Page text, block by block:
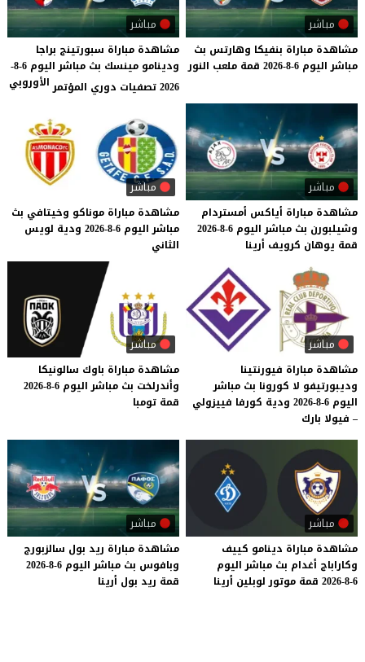
مباشر
مشاهدة مباراة بنفيكا وهارتس بث
مباشر اليوم 6-8-2026 قمة ملعب النور
مباشر
مشاهدة مباراة سبورتينج براجا
ودينامو مينسك بث مباشر اليوم 6-8-
2026 تصفيات دوري المؤتمر
الأوروبي
مباشر
مشاهدة مباراة أياكس أمستردام
وشيلبورن بث مباشر اليوم 6-8-2026
قمة يوهان كرويف أرينا
مباشر
مشاهدة مباراة موناكو وخيتافي بث
مباشر اليوم 6-8-2026 ودية لويس
الثاني
مباشر
مشاهدة مباراة فيورنتينا
وديبورتيفو لا كورونا بث مباشر
اليوم 6-8-2026 ودية كورفا فييزولي
– فيولا بارك
مباشر
مشاهدة مباراة باوك سالونيكا
وأندرلخت بث مباشر اليوم 6-8-2026
قمة تومبا
مباشر
مشاهدة مباراة دينامو كييف
وكاراباج أغدام بث مباشر اليوم
6-8-2026
قمة موتور لوبلين أرينا
مباشر
مشاهدة مباراة ريد بول سالزبورج
وبافوس بث مباشر اليوم 6-8-2026
قمة ريد بول أرينا